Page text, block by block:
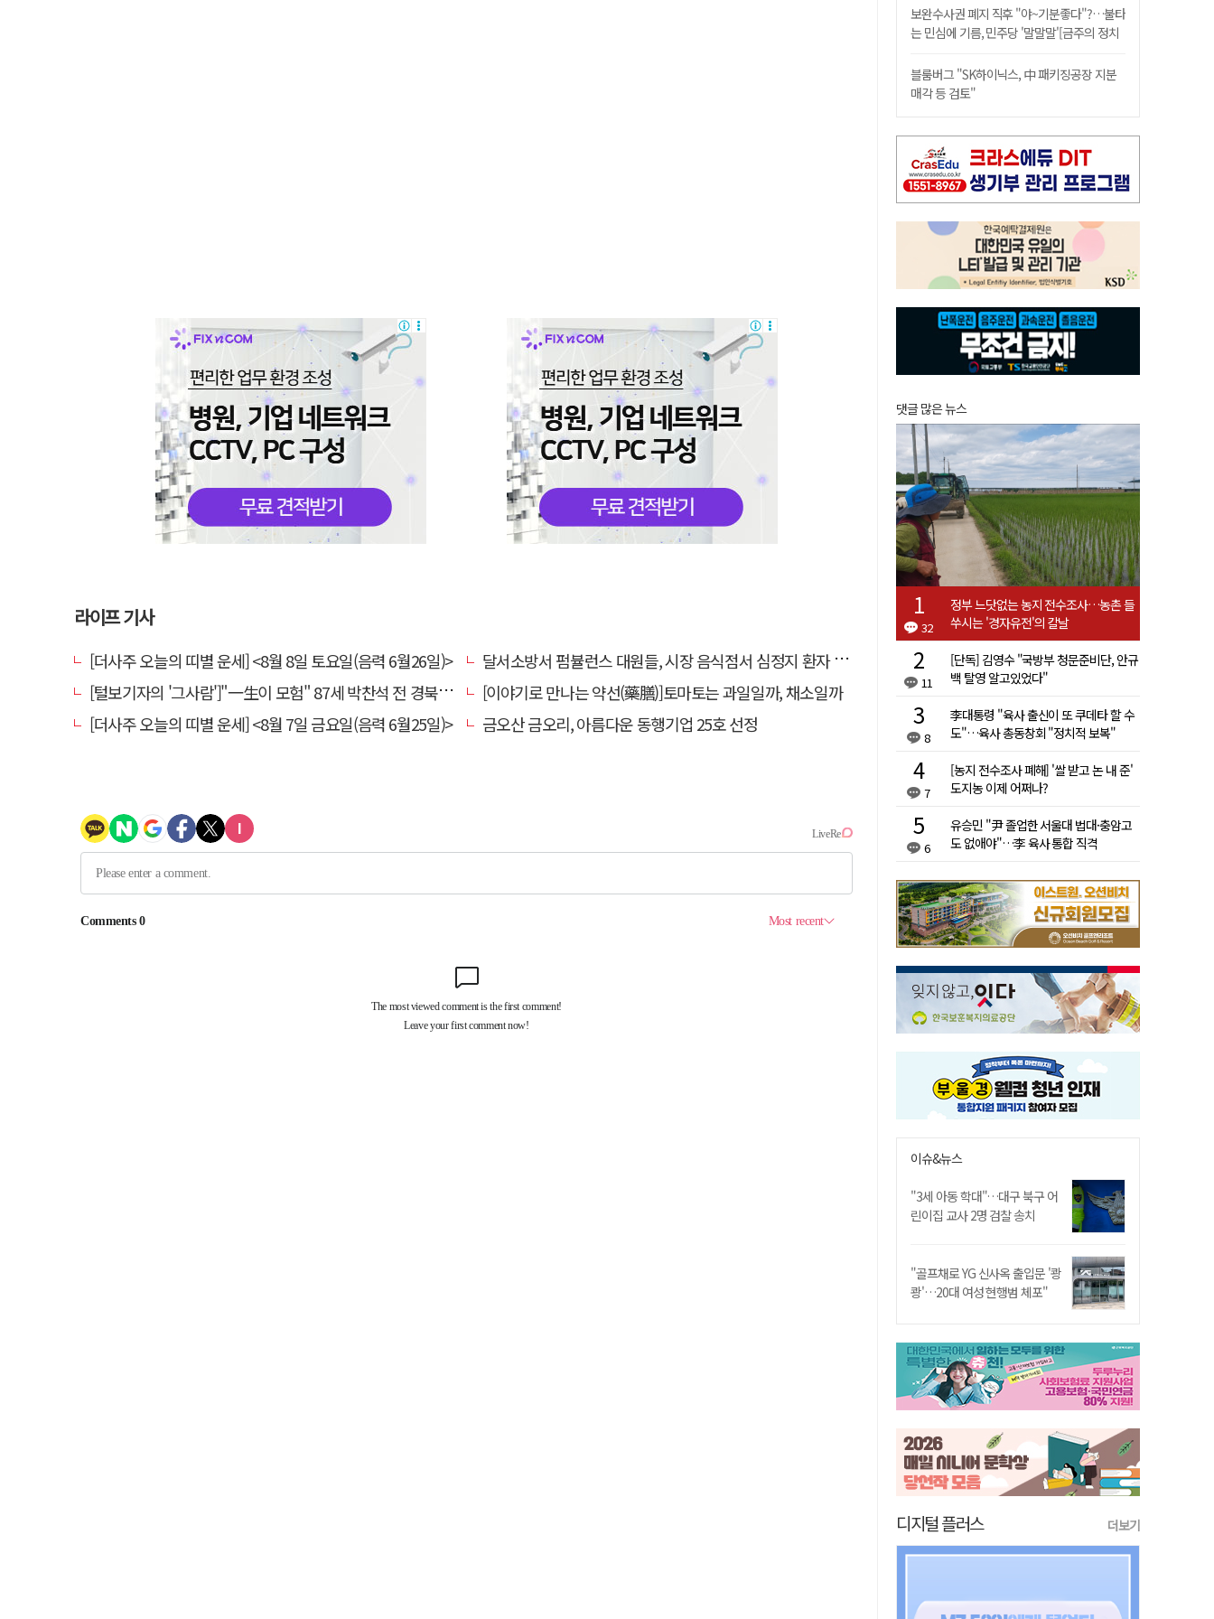
라이프 기사
[더사주 오늘의 띠별 운세] <8월 8일 토요일(음력 6월26일)>
달서소방서 펌뷸런스 대원들, 시장 음식점서 심정지 환자 생명 살려
[털보기자의 '그사람']"一生이 모험" 87세 박찬석 전 경북대 총장
[이야기로 만나는 약선(藥膳)]토마토는 과일일까, 채소일까
[더사주 오늘의 띠별 운세] <8월 7일 금요일(음력 6월25일)>
금오산 금오리, 아름다운 동행기업 25호 선정
보완수사권 폐지 직후 "야~기분좋다"?…불타
는 민심에 기름, 민주당 '말말말'[금주의 정치
블룸버그 "SK하이닉스, 中 패키징공장 지분
매각 등 검토"
댓글 많은 뉴스
32
정부 느닷없는 농지 전수조사…농촌 들
쑤시는 '경자유전'의 칼날
11
[단독] 김영수 "국방부 청문준비단, 안규
백 탈영 알고있었다"
8
李대통령 "육사 출신이 또 쿠데타 할 수
도"…육사 총동창회 "정치적 보복"
7
[농지 전수조사 폐해] '쌀 받고 논 내 준'
도지농 이제 어쩌나?
6
유승민 "尹 졸업한 서울대 법대·충암고
도 없애야"…李 육사 통합 직격
이슈&뉴스
"3세 아동 학대"…대구 북구 어
린이집 교사 2명 검찰 송치
"골프채로 YG 신사옥 출입문 '쾅
쾅'…20대 여성 현행범 체포"
디지털 플러스 더보기